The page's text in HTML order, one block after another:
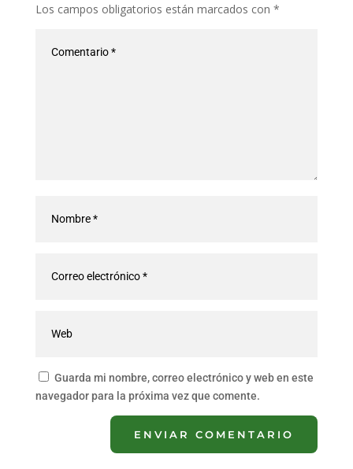
Los campos obligatorios están marcados con *
Guarda mi nombre, correo electrónico y web en este
navegador para la próxima vez que comente.
ENVIAR COMENTARIO